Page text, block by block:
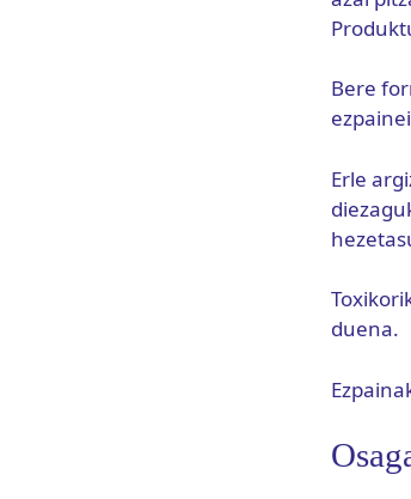
Bere
Erle
duena.